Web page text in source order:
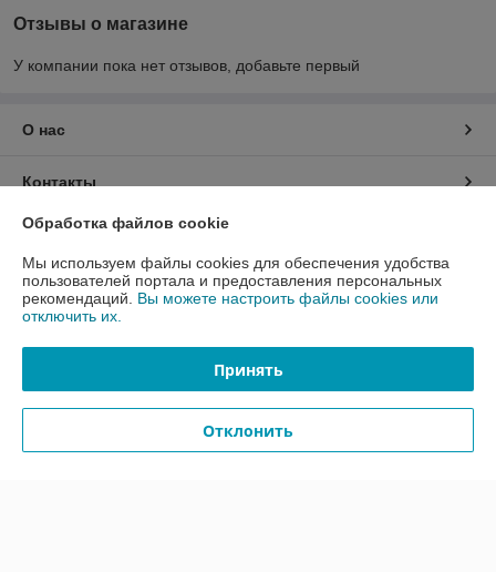
Отзывы о магазине
У компании пока нет отзывов, добавьте первый
О нас
Контакты
Доставка и оплата
График работы
Политика обработки cookies
Сайт создан на платформе Deal.by
Обработка файлов cookie
Мы используем файлы cookies для обеспечения удобства
пользователей портала и предоставления персональных
рекомендаций. Вы можете настроить файлы cookies или
отключить их.
Принять
Отклонить